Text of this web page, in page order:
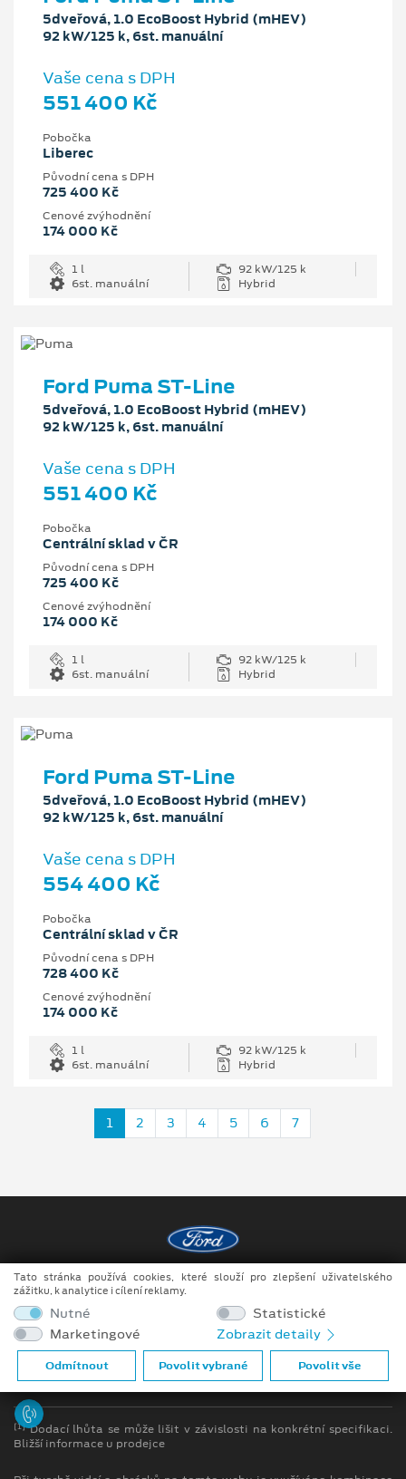
5dveřová, 1.0 EcoBoost Hybrid (mHEV)
92 kW/125 k, 6st. manuální
Vaše cena s DPH
551 400 Kč
Pobočka
Liberec
Původní cena s DPH
725 400 Kč
Cenové zvýhodnění
174 000 Kč
1 l
92 kW/125 k
6st. manuální
Hybrid
Ford Puma ST-Line
5dveřová, 1.0 EcoBoost Hybrid (mHEV)
92 kW/125 k, 6st. manuální
Vaše cena s DPH
551 400 Kč
Pobočka
Centrální sklad v ČR
Původní cena s DPH
725 400 Kč
Cenové zvýhodnění
174 000 Kč
1 l
92 kW/125 k
6st. manuální
Hybrid
Ford Puma ST-Line
5dveřová, 1.0 EcoBoost Hybrid (mHEV)
92 kW/125 k, 6st. manuální
Vaše cena s DPH
554 400 Kč
Pobočka
Centrální sklad v ČR
Původní cena s DPH
728 400 Kč
Cenové zvýhodnění
174 000 Kč
1 l
92 kW/125 k
6st. manuální
Hybrid
1 2 3 4 5 6 7
Copyright ©2026 Raeder & Falge s.r.o.
Obchodní podmínky
Prohlášení o zpracování údajů konečných zákazníků
[1]Dodací lhůta se může lišit v závislosti na konkrétní specifikaci.
Bližší informace u prodejce
Tato stránka používá cookies, které slouží pro zlepšení uživatelského
zážitku, k analytice i cílení reklamy.
Nutné
Statistické
Marketingové
Zobrazit detaily
Odmítnout Povolit vybrané Povolit vše